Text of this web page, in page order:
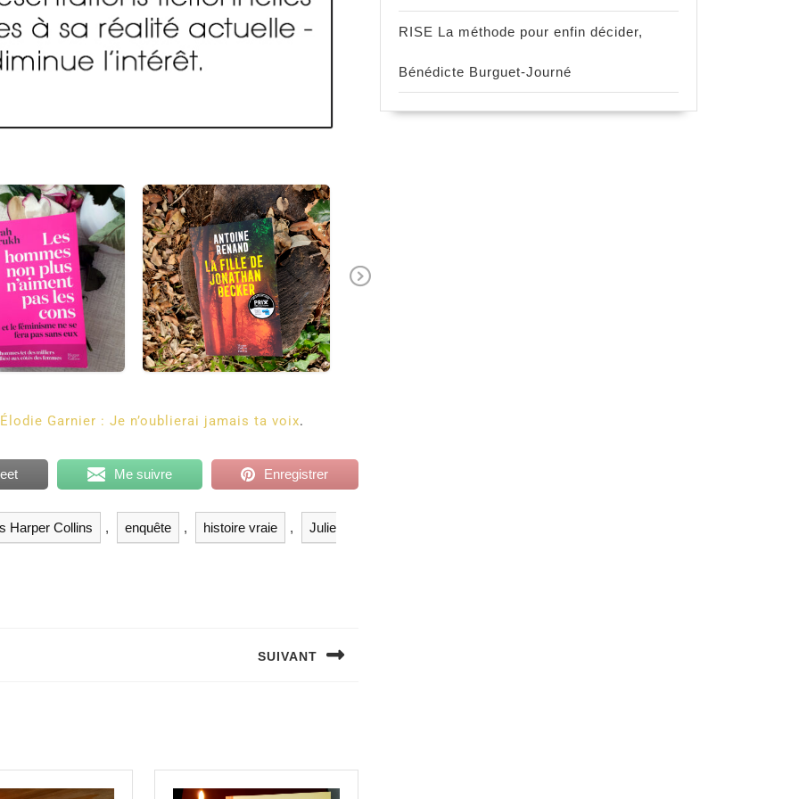
Élodie Garnier : Je n’oublierai jamais ta voix.
Me suivre Enregistrer
Harper Collins , enquête , histoire vraie , Julie
SUIVANT
RISE La méthode pour enfin décider,
Bénédicte Burguet-Journé